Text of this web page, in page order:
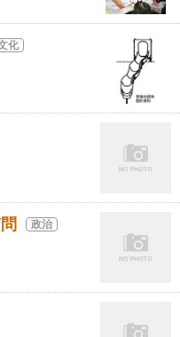
化
政治